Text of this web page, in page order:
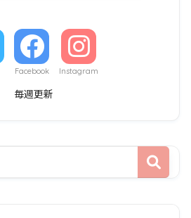
Facebook Instagram
毎週更新